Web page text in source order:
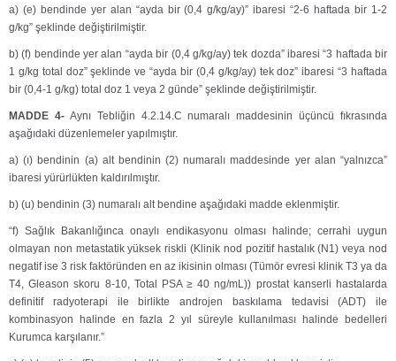
a) (e) bendinde yer alan “ayda bir (0,4 g/kg/ay)” ibaresi “2-6 haftada bir 1-2
g/kg” şeklinde değiştirilmiştir.
b) (f) bendinde yer alan “ayda bir (0,4 g/kg/ay) tek dozda” ibaresi “3 haftada bir
1 g/kg total doz” şeklinde ve “ayda bir (0,4 g/kg/ay) tek doz” ibaresi “3 haftada
bir (0,4-1 g/kg) total doz 1 veya 2 günde” şeklinde değiştirilmiştir.
MADDE 4-Aynı Tebliğin 4.2.14.C numaralı maddesinin üçüncü fıkrasında
aşağıdaki düzenlemeler yapılmıştır.
a) (ı) bendinin (a) alt bendinin (2) numaralı maddesinde yer alan “yalnızca”
ibaresi yürürlükten kaldırılmıştır.
b) (u) bendinin (3) numaralı alt bendine aşağıdaki madde eklenmiştir.
“f) Sağlık Bakanlığınca onaylı endikasyonu olması halinde; cerrahi uygun
olmayan non metastatik yüksek riskli (Klinik nod pozitif hastalık (N1) veya nod
negatif ise 3 risk faktöründen en az ikisinin olması (Tümör evresi klinik T3 ya da
T4, Gleason skoru 8-10, Total PSA ≥ 40 ng/mL)) prostat kanserli hastalarda
definitif radyoterapi ile birlikte androjen baskılama tedavisi (ADT) ile
kombinasyon halinde en fazla 2 yıl süreyle kullanılması halinde bedelleri
Kurumca karşılanır.”